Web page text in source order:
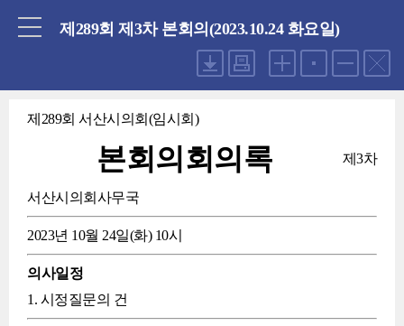
제289회 제3차 본회의(2023.10.24 화요일)
제289회 서산시의회(임시회)
본회의회의록 제3차
서산시의회사무국
2023년 10월 24일(화) 10시
의사일정
1. 시정질문의 건